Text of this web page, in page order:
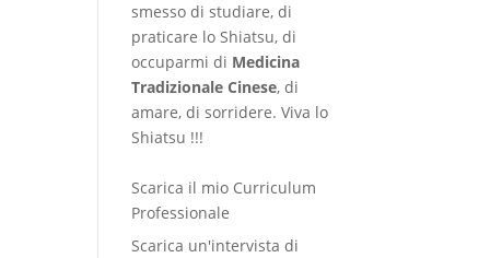
smesso di studiare, di
praticare lo Shiatsu, di
occuparmi di Medicina
Tradizionale Cinese, di
amare, di sorridere. Viva lo
Shiatsu !!!
Scarica il mio Curriculum
Professionale
Scarica un'intervista di